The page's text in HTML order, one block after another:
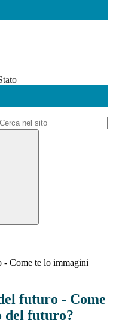
Come te lo immagini
futuro - Come
del futuro?